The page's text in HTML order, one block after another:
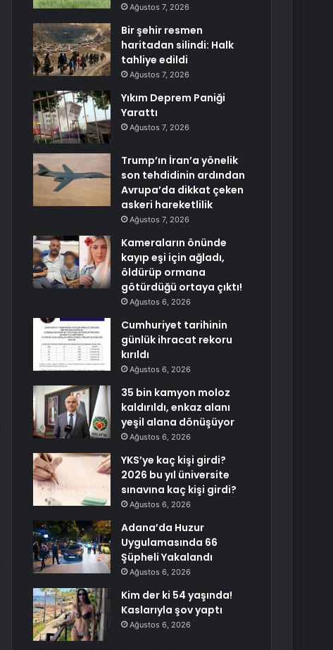
Ağustos 7, 2026
Bir şehir resmen
haritadan silindi: Halk
tahliye edildi
Ağustos 7, 2026
Yıkım Deprem Paniği
Yarattı
Ağustos 7, 2026
Trump’ın İran’a yönelik
son tehdidinin ardından
Avrupa’da dikkat çeken
askeri hareketlilik
Ağustos 7, 2026
Kameraların önünde
kayıp eşi için ağladı,
öldürüp ormana
götürdüğü ortaya çıktı!
Ağustos 6, 2026
Cumhuriyet tarihinin
günlük ihracat rekoru
kırıldı
Ağustos 6, 2026
35 bin kamyon moloz
kaldırıldı, enkaz alanı
yeşil alana dönüşüyor
Ağustos 6, 2026
YKS’ye kaç kişi girdi?
2026 bu yıl üniversite
sınavına kaç kişi girdi?
Ağustos 6, 2026
Adana’da Huzur
Uygulamasında 66
Şüpheli Yakalandı
Ağustos 6, 2026
Kim der ki 54 yaşında!
Kaslarıyla şov yaptı
Ağustos 6, 2026